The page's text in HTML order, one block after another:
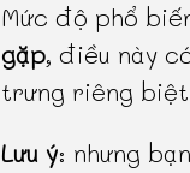
Mức độ phổ
gặp, điều này
trưng riêng
Lưu ý: nhưng